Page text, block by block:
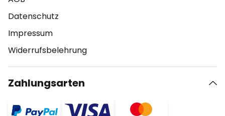
Datenschutz
Impressum
Widerrufsbelehrung
Zahlungsarten